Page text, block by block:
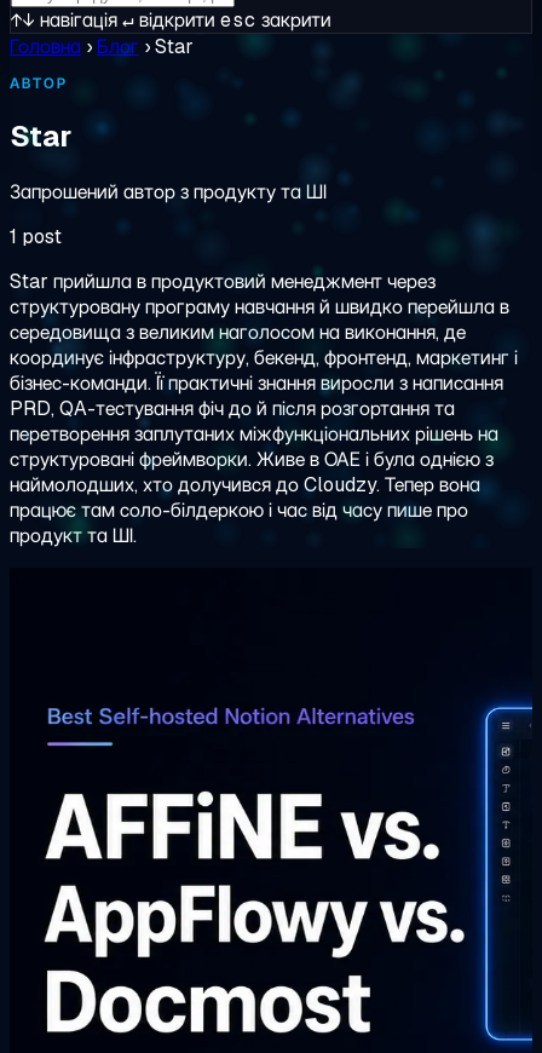
↑↓ навігація↵відкрити esc закрити
Головна ›Блог ›Star
АВТОР
Star
Запрошений автор з продукту та ШІ
1 post
Star прийшла в продуктовий менеджмент через
структуровану програму навчання й швидко перейшла в
середовища з великим наголосом на виконання, де
координує інфраструктуру, бекенд, фронтенд, маркетинг і
бізнес-команди. Її практичні знання виросли з написання
PRD, QA-тестування фіч до й після розгортання та
перетворення заплутаних міжфункціональних рішень на
структуровані фреймворки. Живе в ОАЕ і була однією з
наймолодших, хто долучився до Cloudzy. Тепер вона
працює там соло-білдеркою і час від часу пише про
продукт та ШІ.